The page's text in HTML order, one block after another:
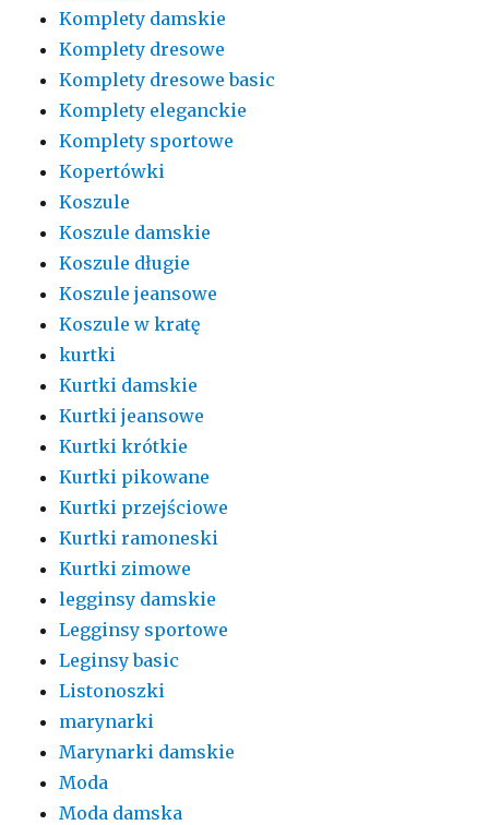
Komplety damskie
Komplety dresowe
Komplety dresowe basic
Komplety eleganckie
Komplety sportowe
Kopertówki
Koszule
Koszule damskie
Koszule długie
Koszule jeansowe
Koszule w kratę
kurtki
Kurtki damskie
Kurtki jeansowe
Kurtki krótkie
Kurtki pikowane
Kurtki przejściowe
Kurtki ramoneski
Kurtki zimowe
legginsy damskie
Legginsy sportowe
Leginsy basic
Listonoszki
marynarki
Marynarki damskie
Moda
Moda damska